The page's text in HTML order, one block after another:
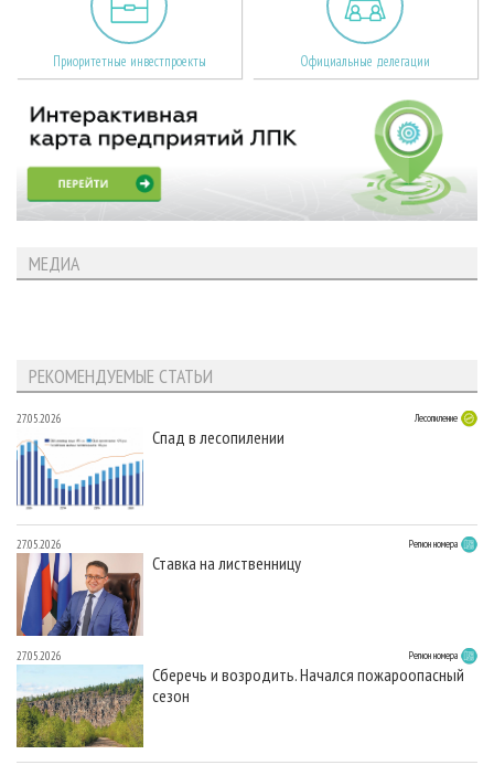
Приоритетные инвестпроекты Официальные делегации
МЕДИА
РЕКОМЕНДУЕМЫЕ СТАТЬИ
27.05.2026 Лесопиление
Спад в лесопилении
27.05.2026 Регион номера
Ставка на лиственницу
27.05.2026 Регион номера
Сберечь и возродить. Начался пожароопасный
сезон